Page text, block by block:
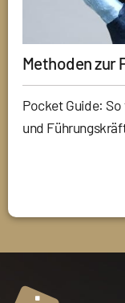
Methoden zur
Pocket Guide:
und